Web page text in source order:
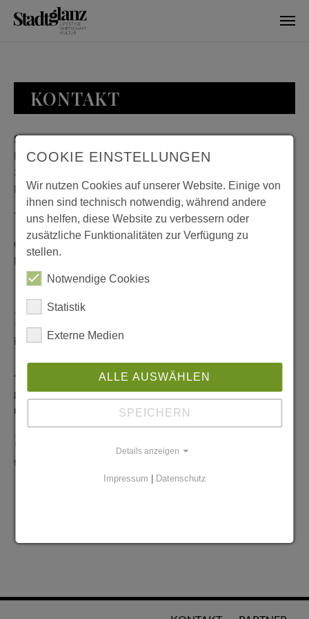
KONTAKT
Stadtglanz / mediaworld GmbH
Bankplatz 8
38100 Braunschweig
Deutschland
Telefon: 0531 482010-20
Geschäftszeiten: Montag bis Donnerstag 08:00 bis 18:00;
Freitag 08:00 bis 15:00
Redaktionelle Anfragen
info@stadtglanz.de
Anzeigen-Service
graen@mediaworldgmbh.deoder
meyer@mediaworldgmbh.de
tipps@stadtglanz.de
COOKIE EINSTELLUNGEN
Wir nutzen Cookies auf unserer Website. Einige von
ihnen sind technisch notwendig, während andere
uns helfen, diese Website zu verbessern oder
zusätzliche Funktionalitäten zur Verfügung zu
stellen.
Notwendige Cookies
Statistik
Externe Medien
ALLE AUSWÄHLEN
SPEICHERN
Details anzeigen
Impressum | Datenschutz